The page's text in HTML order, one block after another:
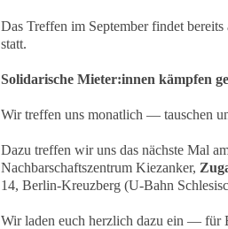
Das Treffen im September findet
statt.
Solidarische Mieter:innen kämpfen
Wir treffen uns monatlich — tauschen
Dazu treffen wir uns das nächste Mal
Nachbarschaftszentrum Kiezanker,
14, Berlin-Kreuzberg (U-Bahn
Wir laden euch herzlich dazu ein — für